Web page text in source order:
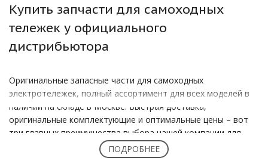
Купить запчасти для самоходных
тележек у официального
дистрибьютора
Оригинальные запасные части для самоходных
электротележек, полный ассортимент для всех моделей в
наличии на складе в Москве. Быстрая доставка,
оригинальные комплектующие и оптимальные цены – вот
три главных преимущества выбора нашей компании для
покупки запчастей к вашим складским электрическим
самоходным тележкам марки Noblelift!
ПОДРОБНЕЕ